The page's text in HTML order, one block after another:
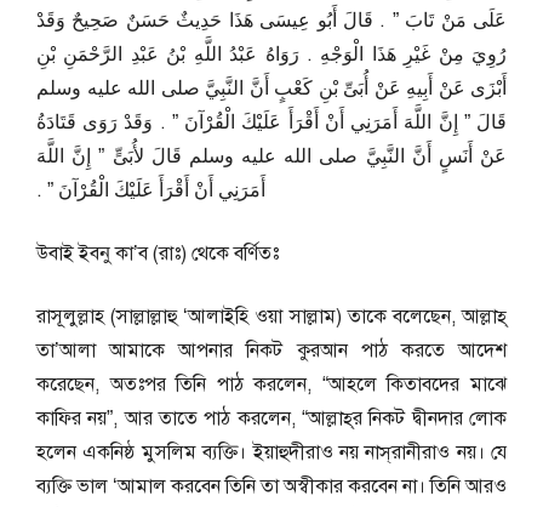
عَلَى مَنْ تَابَ ‏”‏ ‏.‏ قَالَ أَبُو عِيسَى هَذَا حَدِيثٌ حَسَنٌ صَحِيحٌ وَقَدْ
رُوِيَ مِنْ غَيْرِ هَذَا الْوَجْهِ ‏.‏ رَوَاهُ عَبْدُ اللَّهِ بْنُ عَبْدِ الرَّحْمَنِ بْنِ
أَبْزَى عَنْ أَبِيهِ عَنْ أُبَىِّ بْنِ كَعْبٍ أَنَّ النَّبِيَّ صلى الله عليه وسلم
قَالَ ‏”‏ إِنَّ اللَّهَ أَمَرَنِي أَنْ أَقْرَأَ عَلَيْكَ الْقُرْآنَ ‏”‏ ‏.‏ وَقَدْ رَوَى قَتَادَةُ
عَنْ أَنَسٍ أَنَّ النَّبِيَّ صلى الله عليه وسلم قَالَ لأُبَىٍّ ‏”‏ إِنَّ اللَّهَ
أَمَرَنِي أَنْ أَقْرَأَ عَلَيْكَ الْقُرْآنَ ‏”‏ ‏.‏
উবাই ইবনু কা’ব (রাঃ) থেকে বর্ণিতঃ
রাসূলুল্লাহ (সাল্লাল্লাহু ‘আলাইহি ওয়া সাল্লাম) তাকে বলেছেন, আল্লাহ্‌
তা’আলা আমাকে আপনার নিকট কুরআন পাঠ করতে আদেশ
করেছেন, অতঃপর তিনি পাঠ করলেন, “আহলে কিতাবদের মাঝে
কাফির নয়”, আর তাতে পাঠ করলেন, “আল্লাহ্‌র নিকট দ্বীনদার লোক
হলেন একনিষ্ঠ মুসলিম ব্যক্তি। ইয়াহুদীরাও নয় নাস্‌রানীরাও নয়। যে
ব্যক্তি ভাল ‘আমাল করবেন তিনি তা অস্বীকার করবেন না। তিনি আরও